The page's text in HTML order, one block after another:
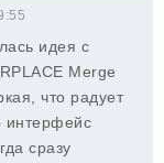
идея с
Merge
что радует
интерфейс
сразу